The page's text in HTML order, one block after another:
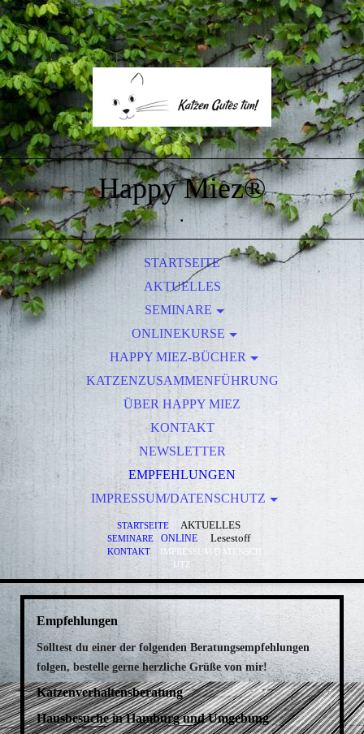
Happy Miez®
.
STARTSEITE
AKTUELLES
SEMINARE
ANMELDUNG UND HILFE
ONLINEKURSE
KATZE UND KIND
CLICKER DIE KATZ!
TRANSPORTBOX-TRAINING
RESILIENZ
AUFTRAGSKLÄRUNG
KURSE VON DR. DENISE RIGGERS
KURSE VON CLICKERCAT - CHRIS GASSER
KURSE VON HEALING CATS
TESTIMONIALS
HAPPY MIEZ-BÜCHER
ZOOROYAL-ARTIKEL
LESESTOFF ALS DOWNLOAD
KATZENZUSAMMENFÜHRUNG
ÜBER HAPPY MIEZ
KONTAKT
NEWSLETTER
EMPFEHLUNGEN
IMPRESSUM/DATENSCHUTZ
DATENSCHUTZ
BILDNACHWEISE
STARTSEITE AKTUELLES
SEMINARE ONLINE Lesestoff
KONTAKT
IMPRESSUM/DATENSCH
UTZ
Empfehlungen
Solltest du einer der folgenden Beratungsempfehlungen
folgen, bestelle gerne herzliche Grüße von mir!
Katzenverhaltensberatung
Hausbesuche in Hamburg und Umgebung